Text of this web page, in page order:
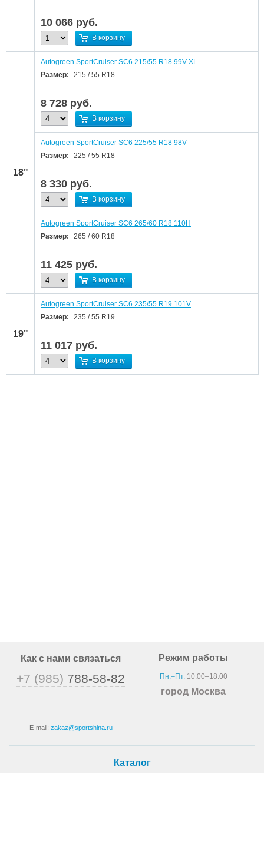
10 066 руб.
В корзину
18"
Autogreen SportCruiser SC6 215/55 R18 99V XL
Размер:
215 / 55 R18
8 728 руб.
В корзину
Autogreen SportCruiser SC6 225/55 R18 98V
Размер:
225 / 55 R18
8 330 руб.
В корзину
Autogreen SportCruiser SC6 265/60 R18 110H
Размер:
265 / 60 R18
11 425 руб.
В корзину
19"
Autogreen SportCruiser SC6 235/55 R19 101V
Размер:
235 / 55 R19
11 017 руб.
В корзину
Как с нами связаться
+7 (985) 788-58-82
E-mail: zakaz@sportshina.ru
Режим работы
Пн.–Пт.10:00–18:00
город Москва
Каталог